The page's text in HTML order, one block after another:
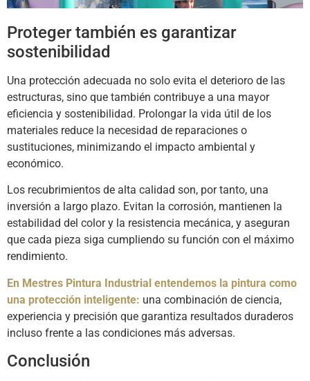
Proteger también es garantizar
sostenibilidad
Una protección adecuada no solo evita el deterioro de las
estructuras, sino que también contribuye a una mayor
eficiencia y sostenibilidad. Prolongar la vida útil de los
materiales reduce la necesidad de reparaciones o
sustituciones, minimizando el impacto ambiental y
económico.
Los recubrimientos de alta calidad son, por tanto, una
inversión a largo plazo. Evitan la corrosión, mantienen la
estabilidad del color y la resistencia mecánica, y aseguran
que cada pieza siga cumpliendo su función con el máximo
rendimiento.
En Mestres Pintura Industrial entendemos la pintura como
una protección inteligente: una combinación de ciencia,
experiencia y precisión que garantiza resultados duraderos
incluso frente a las condiciones más adversas.
Conclusión